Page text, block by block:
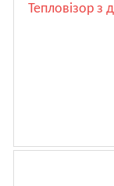
Тепловізор з